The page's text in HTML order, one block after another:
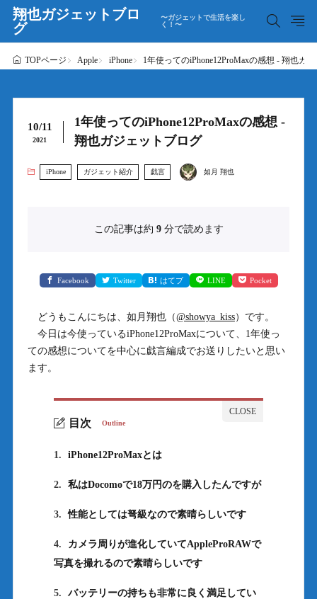
翔也ガジェットブロ
グ
〜ガジェットで生活を楽し
く！〜
TOPページ Apple iPhone 1年使ってのiPhone12ProMaxの感想 - 翔也ガ
10/11
2021
1年使ってのiPhone12ProMaxの感想 -
翔也ガジェットブログ
iPhone ガジェット紹介 戯言 如月 翔也
この記事は約 9分で読めます
Facebook Twitter はてブ LINE Pocket
どうもこんにちは、如月翔也（@showya_kiss）です。
今日は今使っているiPhone12ProMaxについて、1年使っ
ての感想についてを中心に戯言編成でお送りしたいと思い
ます。
目次 Outline
1. iPhone12ProMaxとは
2. 私はDocomoで18万円のを購入したんですが
3. 性能としては弩級なので素晴らしいです
4.
カメラ周りが進化していてAppleProRAWで
写真を撮れるので素晴らしいです
5.
バッテリーの持ちも非常に良く満足してい